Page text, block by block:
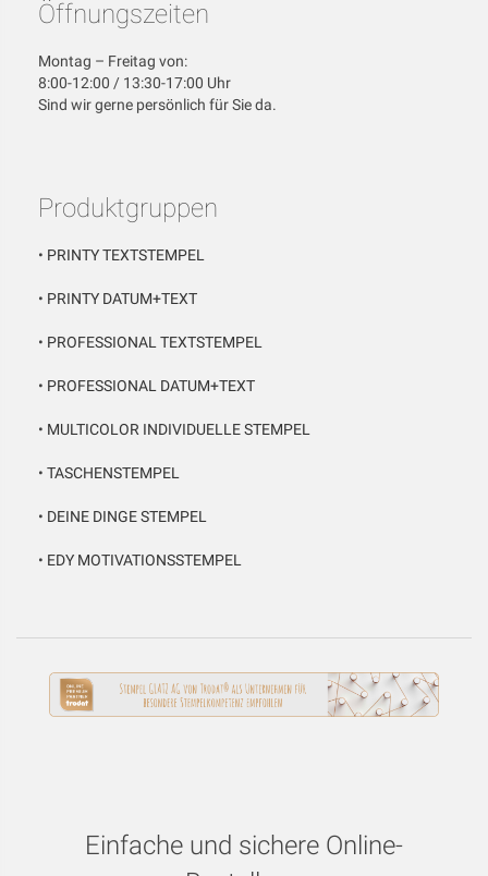
Öffnungszeiten
Montag – Freitag von:
8:00-12:00 / 13:30-17:00 Uhr
Sind wir gerne persönlich für Sie da.
Produktgruppen
• PRINTY TEXTSTEMPEL
• PRINTY DATUM+TEXT
• PROFESSIONAL TEXTSTEMPEL
• PROFESSIONAL DATUM+TEXT
• MULTICOLOR INDIVIDUELLE STEMPEL
• TASCHENSTEMPEL
• DEINE DINGE STEMPEL
• EDY MOTIVATIONSSTEMPEL
Einfache und sichere Online-